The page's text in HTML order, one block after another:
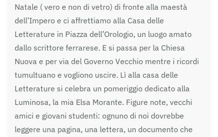
Natale ( vero e non di vetro) di fronte alla maestà
dell’Impero e ci affrettiamo alla Casa delle
Letterature in Piazza dell’Orologio, un luogo amato
dallo scrittore ferrarese. E si passa per la Chiesa
Nuova e per via del Governo Vecchio mentre i ricordi
tumultuano e vogliono uscire. Lì alla casa delle
Letterature si celebra un pomeriggio dedicato alla
Luminosa, la mia Elsa Morante. Figure note, vecchi
amici e giovani studenti: ognuno di noi dovrebbe
leggere una pagina, una lettera, un documento che